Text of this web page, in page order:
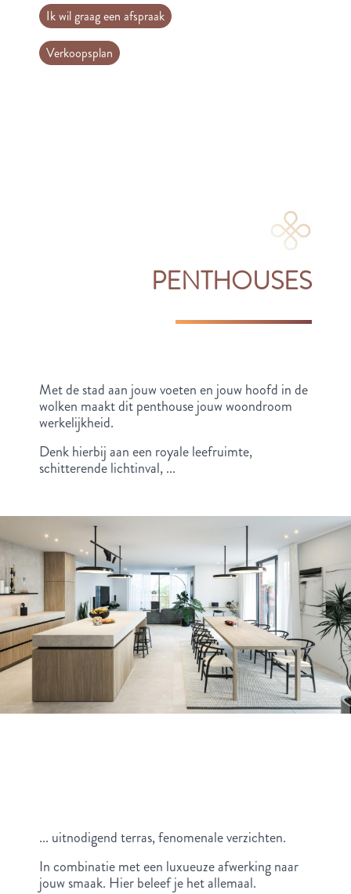
Ik wil graag een afspraak
Verkoopsplan
PENTHOUSES
Met de stad aan jouw voeten en jouw hoofd in de
wolken maakt dit penthouse jouw woondroom
werkelijkheid.
Denk hierbij aan een royale leefruimte,
schitterende lichtinval, ...
... uitnodigend terras, fenomenale verzichten.
In combinatie met een luxueuze afwerking naar
jouw smaak. Hier beleef je het allemaal.